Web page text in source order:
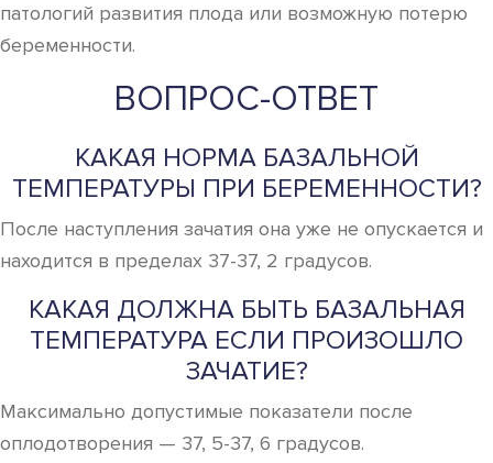
патологий развития плода или возможную потерю
беременности.
ВОПРОС-ОТВЕТ
КАКАЯ НОРМА БАЗАЛЬНОЙ
ТЕМПЕРАТУРЫ ПРИ БЕРЕМЕННОСТИ?
После наступления зачатия она уже не опускается и
находится в пределах 37-37, 2 градусов.
КАКАЯ ДОЛЖНА БЫТЬ БАЗАЛЬНАЯ
ТЕМПЕРАТУРА ЕСЛИ ПРОИЗОШЛО
ЗАЧАТИЕ?
Максимально допустимые показатели после
оплодотворения — 37, 5-37, 6 градусов.